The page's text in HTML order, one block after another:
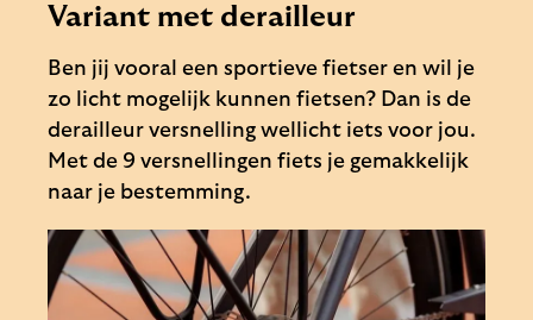
Variant met derailleur
Ben jij vooral een sportieve fietser en wil je
zo licht mogelijk kunnen fietsen? Dan is de
derailleur versnelling wellicht iets voor jou.
Met de 9 versnellingen fiets je gemakkelijk
naar je bestemming.